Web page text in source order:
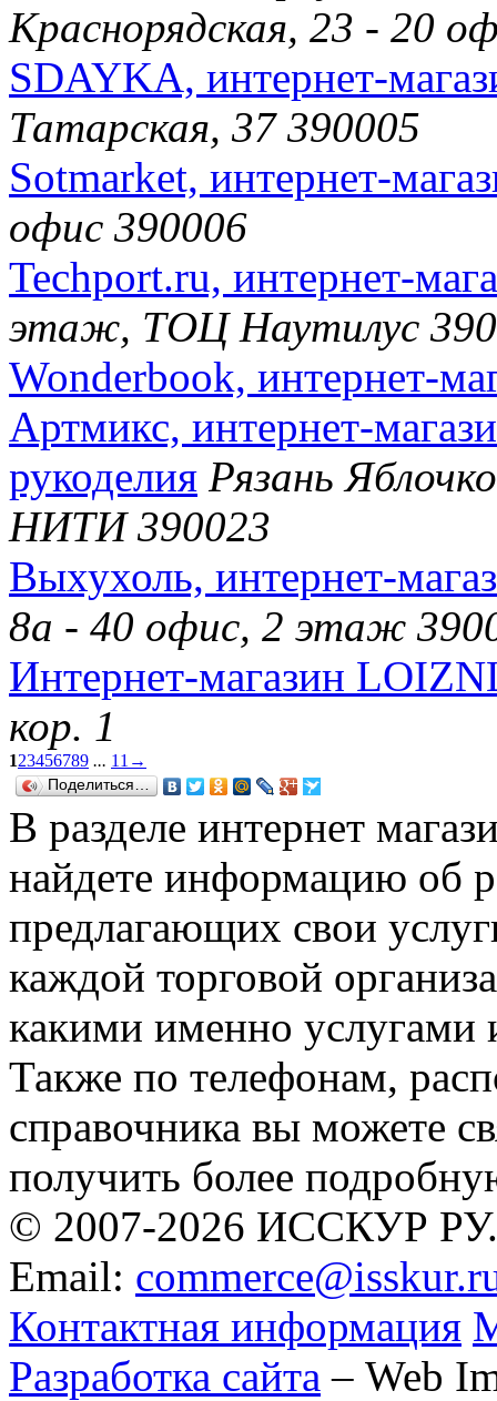
Краснорядская, 23 - 20
SDAYKA, интернет-
Татарская, 37 390005
Sotmarket, интернет-
офис 390006
Techport.ru, интернет-
этаж, ТОЦ Наутилус
Wonderbook, интернет-
Артмикс, интернет-
рукоделия Рязань
НИТИ 390023
Выхухоль, интернет-
8а - 40 офис, 2 этаж
Интернет-магазин
кор. 1
123456789 ... 11 →
Поделиться…
В разделе интернет
найдете информацию об
предлагающих свои
каждой торговой
какими именно услугами
Также по телефонам,
справочника вы можете
получить более
© 2007-2026 ИССКУР РУ.
Email:
Контактная информация
Разработка сайта – Web